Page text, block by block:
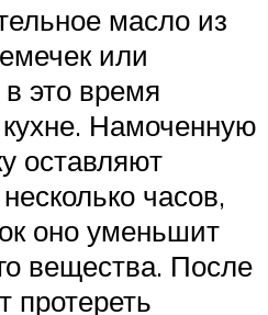
масло из
или
в это время
кухне. Намоченную
оставляют
часов,
оно уменьшит
вещества. После
протереть